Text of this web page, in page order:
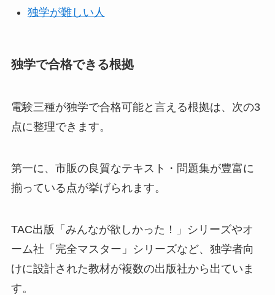
独学が難しい人
独学で合格できる根拠
電験三種が独学で合格可能と言える根拠は、次の3
点に整理できます。
第一に、市販の良質なテキスト・問題集が豊富に
揃っている点が挙げられます。
TAC出版「みんなが欲しかった！」シリーズやオ
ーム社「完全マスター」シリーズなど、独学者向
けに設計された教材が複数の出版社から出ていま
す。